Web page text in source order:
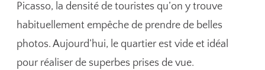
Picasso, la densité de touristes qu’on y trouve
habituellement empêche de prendre de belles
photos. Aujourd’hui, le quartier est vide et idéal
pour réaliser de superbes prises de vue.